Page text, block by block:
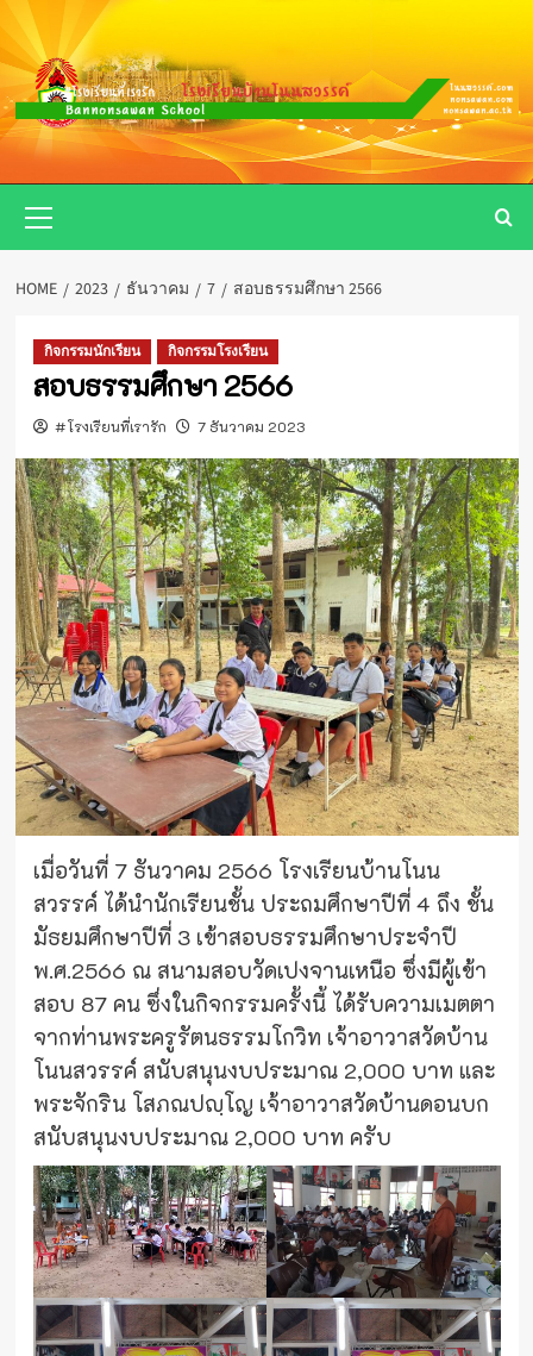
Skip
content
Menu
HOME 2023 ธันวาคม 7 สอบธรรมศึกษา 2566
กิจกรรมนักเรียน กิจกรรมโรงเรียน
สอบธรรมศึกษา 2566
#โรงเรียนที่เรารัก 7 ธันวาคม 2023
เมื่อวันที่ 7 ธันวาคม 2566 โรงเรียนบ้านโนน
สวรรค์ ได้นำนักเรียนชั้น ประถมศึกษาปีที่ 4 ถึง ชั้น
มัธยมศึกษาปีที่ 3 เข้าสอบธรรมศึกษาประจำปี
พ.ศ.2566 ณ สนามสอบวัดเปงจานเหนือ ซึ่งมีผู้เข้า
สอบ 87 คน ซึ่งในกิจกรรมครั้งนี้ ได้รับความเมตตา
จากท่านพระครูรัตนธรรมโกวิท เจ้าอาวาสวัดบ้าน
โนนสวรรค์ สนับสนุนงบประมาณ 2,000 บาท และ
พระจักริน โสภณปญฺโญ เจ้าอาวาสวัดบ้านดอนบก
สนับสนุนงบประมาณ 2,000 บาท ครับ